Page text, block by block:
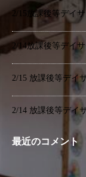
2/15放課後等デイ
2/14放課後等デイ
2/15 放課後等デイ
2/14 放課後等デイ
最近のコメント